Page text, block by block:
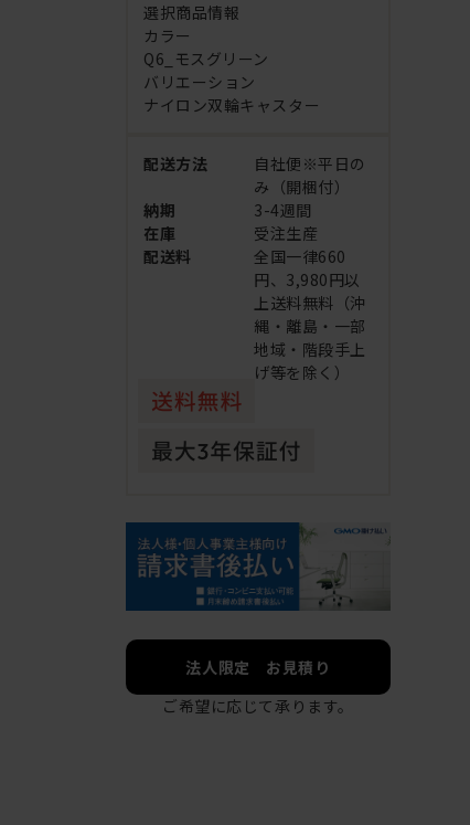
選択商品情報
カラー
Q6_モスグリーン
バリエーション
ナイロン双輪キャスター
配送方法
自社便※平日の
み（開梱付）
納期
3-4週間
在庫
受注生産
配送料
全国一律660
円、3,980円以
上送料無料（沖
縄・離島・一部
地域・階段手上
げ等を除く）
法人限定 お見積り
ご希望に応じて承ります。